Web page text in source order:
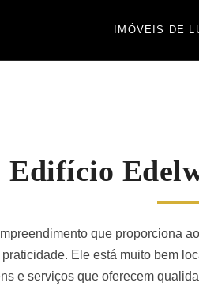
IMÓVEIS DE
Edifício
que proporciona
Ele está muito bem
e serviços que oferecem